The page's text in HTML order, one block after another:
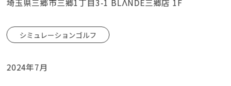
埼玉県三郷市三郷1丁目3-1 BLΛNDE三郷店 1F
シミュレーションゴルフ
2024年7月